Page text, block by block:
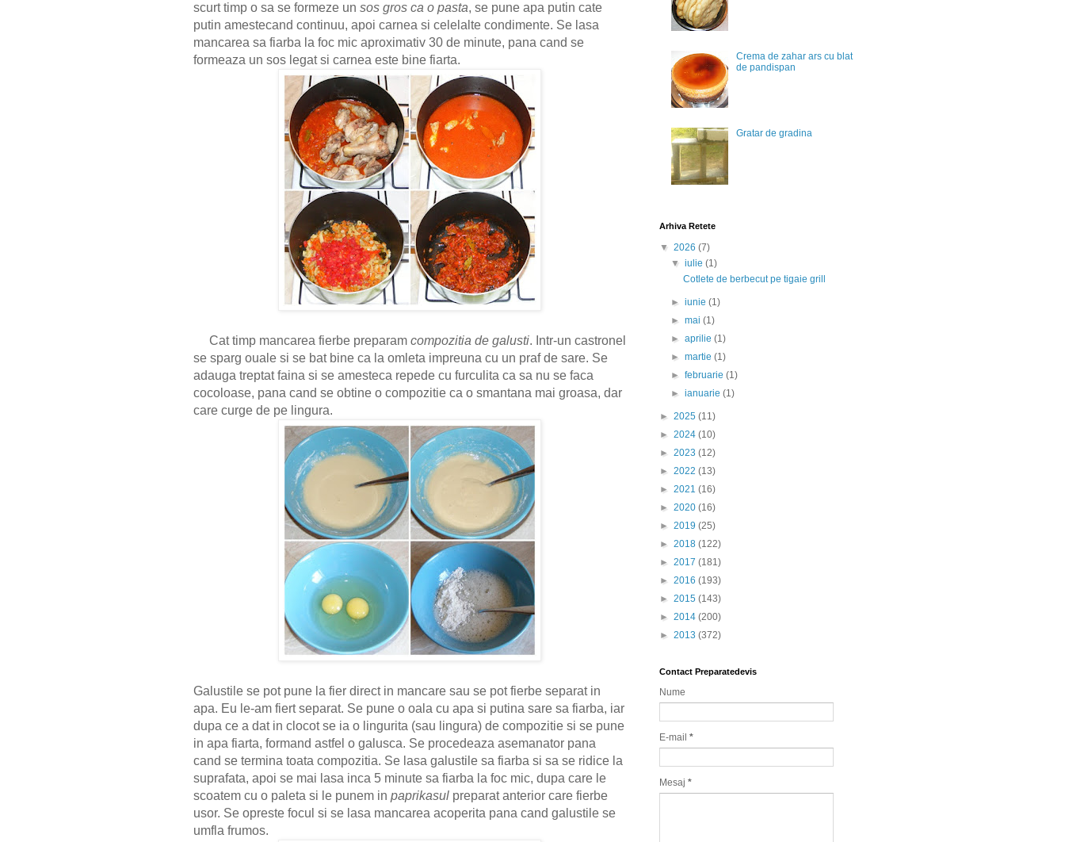
scurt timp o sa se formeze un sos gros ca o pasta, se pune apa putin cate
putin amestecand continuu, apoi carnea si celelalte condimente. Se lasa
mancarea sa fiarba la foc mic aproximativ 30 de minute, pana cand se
formeaza un sos legat si carnea este bine fiarta.
Cat timp mancarea fierbe preparam compozitia de galusti. Intr-un castronel
se sparg ouale si se bat bine ca la omleta impreuna cu un praf de sare. Se
adauga treptat faina si se amesteca repede cu furculita ca sa nu se faca
cocoloase, pana cand se obtine o compozitie ca o smantana mai groasa, dar
care curge de pe lingura.
Galustile se pot pune la fier direct in mancare sau se pot fierbe separat in
apa. Eu le-am fiert separat. Se pune o oala cu apa si putina sare sa fiarba, iar
dupa ce a dat in clocot se ia o lingurita (sau lingura) de compozitie si se pune
in apa fiarta, formand astfel o galusca. Se procedeaza asemanator pana
cand se termina toata compozitia. Se lasa galustile sa fiarba si sa se ridice la
suprafata, apoi se mai lasa inca 5 minute sa fiarba la foc mic, dupa care le
scoatem cu o paleta si le punem in paprikasul preparat anterior care fierbe
usor. Se opreste focul si se lasa mancarea acoperita pana cand galustile se
umfla frumos.
Crema de zahar ars cu blat
de pandispan
Gratar de gradina
Arhiva Retete
▼ 2026 (7)
▼iulie(1)
Cotlete de berbecut pe tigaie grill
►iunie(1)
►mai(1)
►aprilie(1)
►martie(1)
►februarie(1)
►ianuarie(1)
► 2025 (11)
► 2024 (10)
► 2023 (12)
► 2022 (13)
► 2021 (16)
► 2020 (16)
► 2019 (25)
► 2018 (122)
► 2017 (181)
► 2016 (193)
► 2015 (143)
► 2014 (200)
► 2013 (372)
Contact Preparatedevis
Nume
E-mail *
Mesaj *